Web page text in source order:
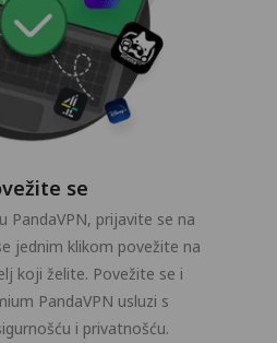
se
PandaVPN, prijavite se na
jednim klikom povežite na
koji želite. Povežite se i
PandaVPN usluzi s
i privatnošću.